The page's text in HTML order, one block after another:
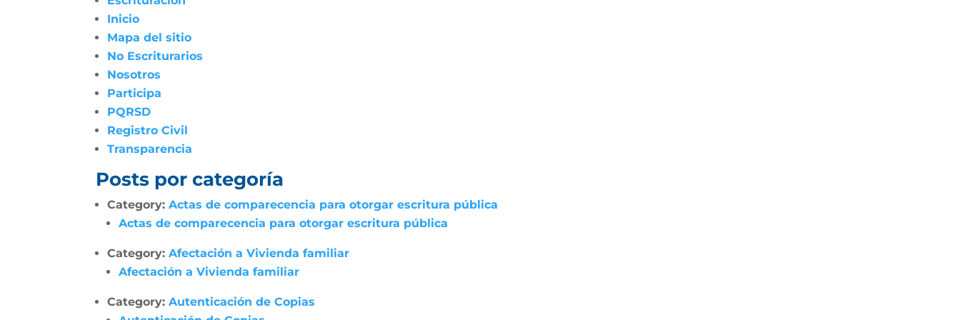
Inicio
Mapa del sitio
No Escriturarios
Nosotros
Participa
PQRSD
Registro Civil
Transparencia
Posts por categoría
Category:Actas de comparecencia para otorgar escritura pública
Actas de comparecencia para otorgar escritura pública
Category:Afectación a Vivienda familiar
Afectación a Vivienda familiar
Category:Autenticación de Copias